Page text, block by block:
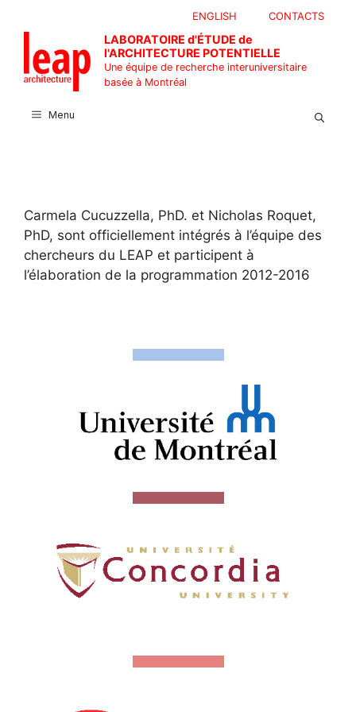
contenu
CONTACTS
ENGLISH
LABORATOIRE d'ÉTUDE de
l'ARCHITECTURE POTENTIELLE
Une équipe de recherche interuniversitaire
basée à Montréal
Menu
Carmela Cucuzzella, PhD. et Nicholas Roquet,
PhD, sont officiellement intégrés à l’équipe des
chercheurs du LEAP et participent à
l’élaboration de la programmation 2012-2016